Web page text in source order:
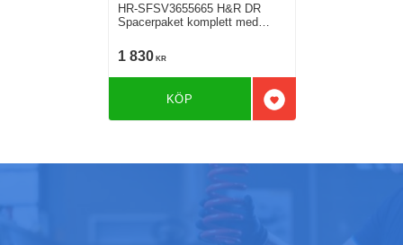
HR-SFSV3655665 H&R DR
Spacerpaket komplett med
Class Typ W206 Tjocklek
spacer 18mm
1 830KR
Lägg till i favoriter
KÖP